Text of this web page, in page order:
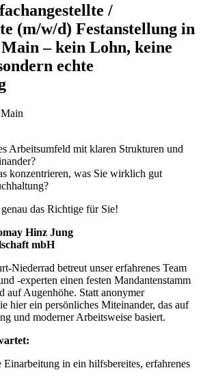
/
(m/w/d) Festanstellung in
– kein Lohn, keine
echte
Arbeitsumfeld mit klaren Strukturen und
konzentrieren, was Sie wirklich gut
das Richtige für Sie!
Hinz Jung
mbH
Niederrad betreut unser erfahrenes Team
-experten einen festen Mandantenstamm
auf Augenhöhe. Statt anonymer
hier ein persönliches Miteinander, das auf
und moderner Arbeitsweise basiert.
in ein hilfsbereites, erfahrenes